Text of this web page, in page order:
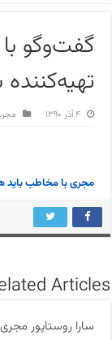
گفت‌وگو
۴ آذر ۱۳۹۰
مجری با مخاطب باید
Articles
سارا روستاپور